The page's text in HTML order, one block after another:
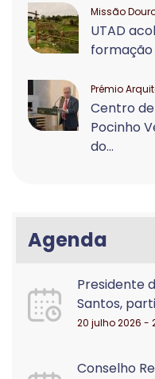
Missão
UTAD
formação
Prémio
Centro
Pocinho
do...
Agenda
Presidente
Santos,
20 julho 2026 -
Conselho